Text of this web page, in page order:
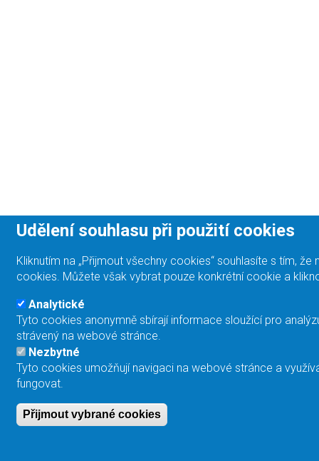
Udělení souhlasu při použití cookies
Kliknutím na „Přijmout všechny cookies“ souhlasíte s tím,
cookies. Můžete však vybrat pouze konkrétní cookie a
Analytické
Tyto cookies anonymně sbírají informace sloužící pro
strávený na webové stránce.
Nezbytné
Tyto cookies umožňují navigaci na webové stránce a
fungovat.
Přijmout vybrané cookies